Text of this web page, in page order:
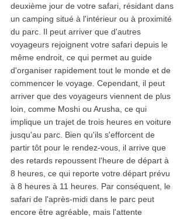
deuxième jour de votre safari, résidant dans
un camping situé à l'intérieur ou à proximité
du parc. Il peut arriver que d'autres
voyageurs rejoignent votre safari depuis le
même endroit, ce qui permet au guide
d'organiser rapidement tout le monde et de
commencer le voyage. Cependant, il peut
arriver que des voyageurs viennent de plus
loin, comme Moshi ou Arusha, ce qui
implique un trajet de trois heures en voiture
jusqu'au parc. Bien qu'ils s'efforcent de
partir tôt pour le rendez-vous, il arrive que
des retards repoussent l'heure de départ à
8 heures, ce qui reporte votre départ prévu
à 8 heures à 11 heures. Par conséquent, le
safari de l'après-midi dans le parc peut
encore être agréable, mais l'attente